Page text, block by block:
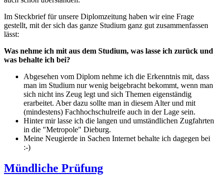
Im Steckbrief für unsere Diplomzeitung haben wir eine Frage
gestellt, mit der sich das ganze Studium ganz gut zusammenfassen
lässt:
Was nehme ich mit aus dem Studium, was lasse ich zurück und
was behalte ich bei?
Abgesehen vom Diplom nehme ich die Erkenntnis mit, dass
man im Studium nur wenig beigebracht bekommt, wenn man
sich nicht ins Zeug legt und sich Themen eigenständig
erarbeitet. Aber dazu sollte man in diesem Alter und mit
(mindestens) Fachhochschulreife auch in der Lage sein.
Hinter mir lasse ich die langen und umständlichen Zugfahrten
in die "Metropole" Dieburg.
Meine Neugierde in Sachen Internet behalte ich dagegen bei
:-)
Mündliche Prüfung